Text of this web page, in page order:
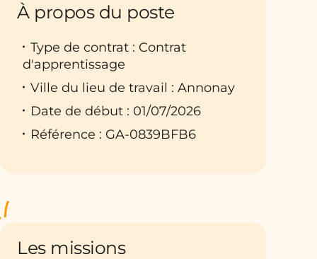
À propos du poste
Type de contrat : Contrat
d'apprentissage
Ville du lieu de travail : Annonay
Date de début : 01/07/2026
Référence : GA-0839BFB6
Les missions